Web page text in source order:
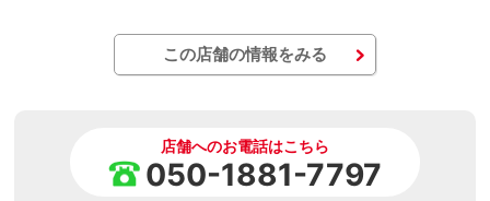
この店舗の情報をみる
店舗へのお電話はこちら
050-1881-7797